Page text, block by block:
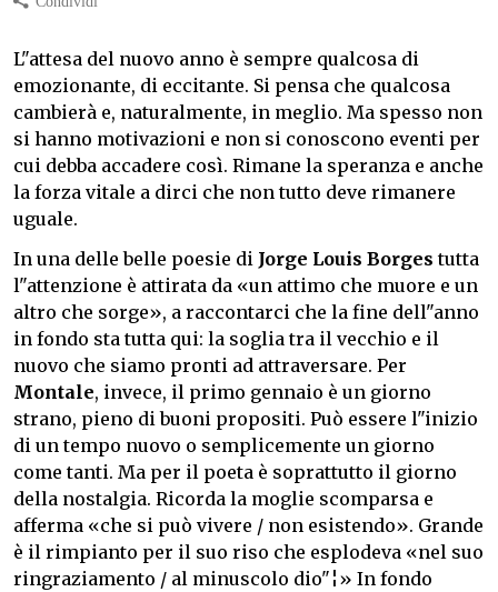
L"attesa del nuovo anno è sempre qualcosa di
emozionante, di eccitante. Si pensa che qualcosa
cambierà e, naturalmente, in meglio. Ma spesso non
si hanno motivazioni e non si conoscono eventi per
cui debba accadere così. Rimane la speranza e anche
la forza vitale a dirci che non tutto deve rimanere
uguale.
In una delle belle poesie di Jorge Louis Borges tutta
l"attenzione è attirata da «un attimo che muore e un
altro che sorge», a raccontarci che la fine dell"anno
in fondo sta tutta qui: la soglia tra il vecchio e il
nuovo che siamo pronti ad attraversare. Per
Montale, invece, il primo gennaio è un giorno
strano, pieno di buoni propositi. Può essere l"inizio
di un tempo nuovo o semplicemente un giorno
come tanti. Ma per il poeta è soprattutto il giorno
della nostalgia. Ricorda la moglie scomparsa e
afferma «che si può vivere / non esistendo». Grande
è il rimpianto per il suo riso che esplodeva «nel suo
ringraziamento / al minuscolo dio"¦» In fondo